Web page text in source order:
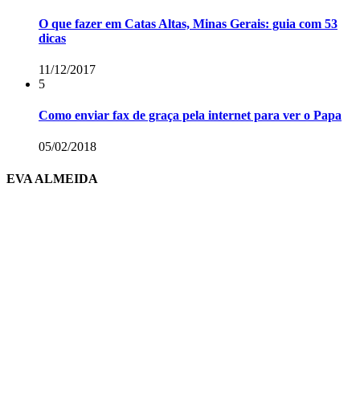
O que fazer em Catas Altas, Minas Gerais: guia com 53
dicas
11/12/2017
5
Como enviar fax de graça pela internet para ver o Papa
05/02/2018
EVA ALMEIDA